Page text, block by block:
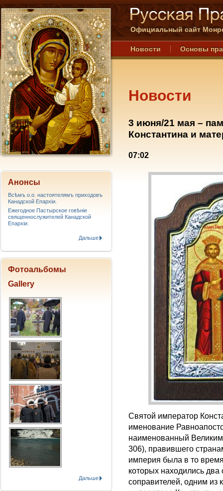
Официальный сайт
Новости Основы
Новости
3 июня/21 мая –
Константина и
07:02
Святой император
именование
наименованный
306), правившего
империя была в то
которых находились
соправителей, одним из
Анонсы
Всѣмъ о.о. настоятелямъ приходовъ
Канадской Епархiи.
Ежегодное Пастырское говѣніе
священнослужителей Канадской
Епархіи.
Дальше
Фотоальбомы
Gallery
Дальше